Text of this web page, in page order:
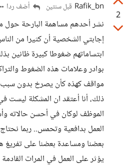
2
Rafik_bn قبل سنتين أضف ردا
نشر أحدهم مساهمة البارحة حول
إجابتي الشخصية أن كثيرا من
ابتساماتهم ضغوطا كبيرة ظانين
بوادر وعلامات هذه الضغوط
مواقف كهذه كأن يصرخ بدون
ذلك، أنا أعتقد ان المشكلة ليست
الموظف لوكان في أحسن حالاته
العمل بدافعية وتحمس.. ربما
بعضنا ومساعدة بعضنا على تفريغ
يؤثر على العمل في المرات